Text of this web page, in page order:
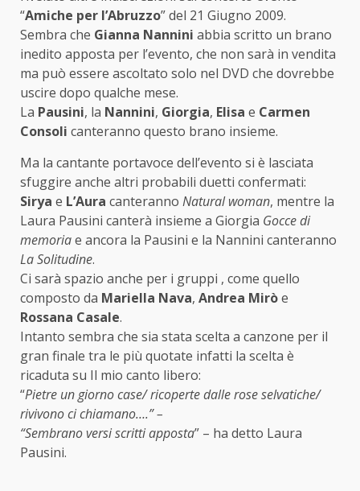
“Amiche per l’Abruzzo” del 21 Giugno 2009.
Sembra che Gianna Nannini abbia scritto un brano
inedito apposta per l’evento, che non sarà in vendita
ma può essere ascoltato solo nel DVD che dovrebbe
uscire dopo qualche mese.
La Pausini, la Nannini, Giorgia, Elisa e Carmen
Consoli canteranno questo brano insieme.
Ma la cantante portavoce dell’evento si è lasciata
sfuggire anche altri probabili duetti confermati:
Sirya e L’Aura canteranno Natural woman, mentre la
Laura Pausini canterà insieme a Giorgia Gocce di
memoriae ancora la Pausini e la Nannini canteranno
La Solitudine.
Ci sarà spazio anche per i gruppi , come quello
composto da Mariella Nava, Andrea Miròe
Rossana Casale.
Intanto sembra che sia stata scelta a canzone per il
gran finale tra le più quotate infatti la scelta è
ricaduta su Il mio canto libero:
“Pietre un giorno case/ ricoperte dalle rose selvatiche/
rivivono ci chiamano….” –
“Sembrano versi scritti apposta” – ha detto Laura
Pausini.